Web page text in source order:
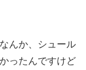
んか、シュール
ったんですけど